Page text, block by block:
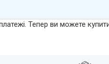
Тепер ви можете